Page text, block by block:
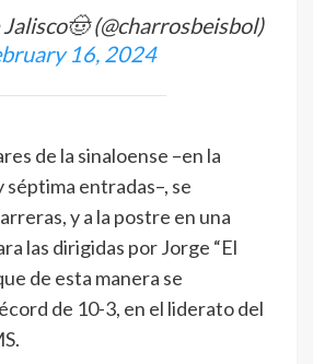
(@charrosbeisbol)
16, 2024
de la sinaloense –en la
séptima entradas–, se
y a la postre en una
las dirigidas por Jorge “El
de esta manera se
de 10-3, en el liderato del